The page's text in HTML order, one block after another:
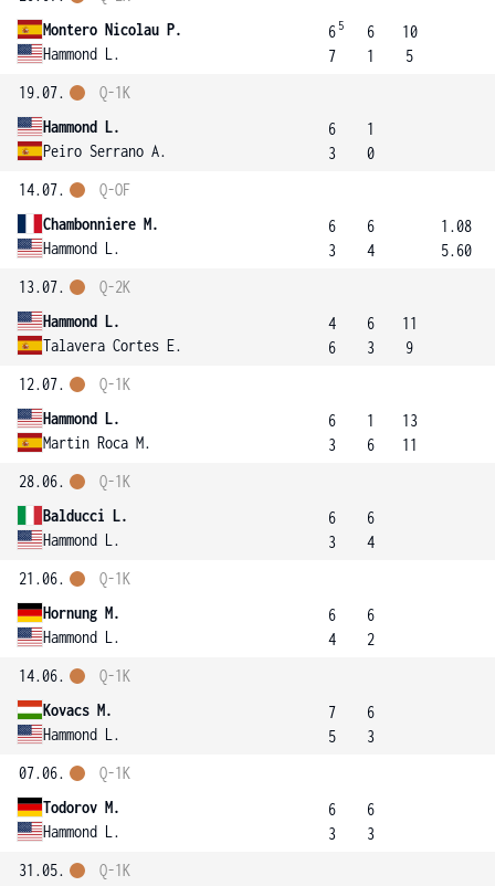
Montero Nicolau P.
Hammond L.
6 5
7
6
1
10
5
19.07.
Hammond L.
Peiro Serrano A.
Q-1K
6
3
1
0
14.07.
Chambonniere M.
Hammond L.
Q-OF
6
3
6
4
1.08
5.60
13.07.
Hammond L.
Talavera Cortes E.
Q-2K
4
6
6
3
11
9
12.07.
Hammond L.
Martin Roca M.
Q-1K
6
3
1
6
13
11
28.06.
Balducci L.
Hammond L.
Q-1K
6
3
6
4
21.06.
Hornung M.
Hammond L.
Q-1K
6
4
6
2
14.06.
Kovacs M.
Hammond L.
Q-1K
7
5
6
3
07.06.
Todorov M.
Hammond L.
Q-1K
6
3
6
3
31.05.
Q-1K